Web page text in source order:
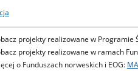
projekty realizowane w Programie
projekty realizowane w ramach
o Funduszach norweskich i EOG: